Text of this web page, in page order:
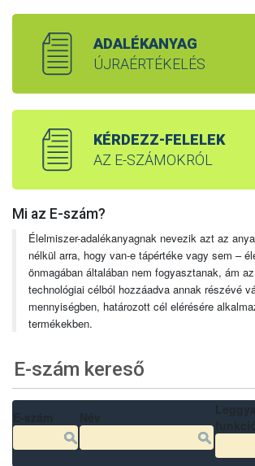
ADALÉKANYAG
ÚJRAÉRTÉKELÉS
KÉRDEZZ-FELELEK
AZ E-SZÁMOKRÓL
Mi az E-szám?
Élelmiszer-adalékanyagnak nevezik azt az
nélkül arra, hogy van-e tápértéke vagy sem –
önmagában általában nem fogyasztanak, ám
technológiai célból hozzáadva annak részévé
mennyiségben, határozott cél elérésére
termékekben.
E-szám kereső